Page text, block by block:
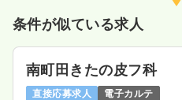
条件が似ている求人
南町田きたの皮フ科
直接応募求人
電子カルテ